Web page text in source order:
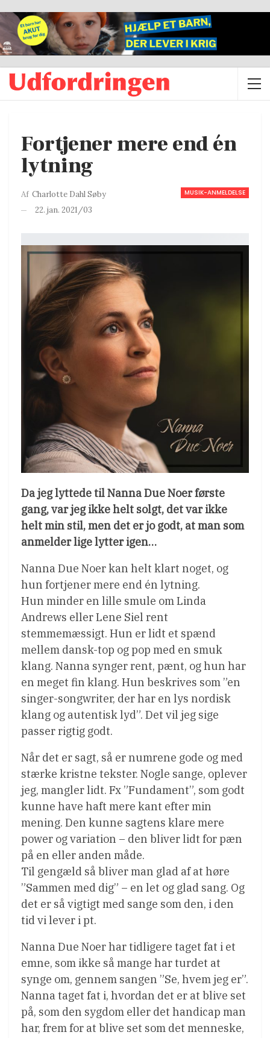
Fortjener mere end én
lytning
MUSIK-ANMELDELSE
Af Charlotte Dahl Søby
22. jan. 2021/03
Da jeg lyttede til Nanna Due Noer første
gang, var jeg ikke helt solgt, det var ikke
helt min stil, men det er jo godt, at man som
anmelder lige lytter igen…
Nanna Due Noer kan helt klart noget, og
hun fortjener mere end én lytning.
Hun minder en lille smule om Linda
Andrews eller Lene Siel rent
stemmemæssigt. Hun er lidt et spænd
mellem dansk-top og pop med en smuk
klang. Nanna synger rent, pænt, og hun har
en meget fin klang. Hun beskrives som ”en
singer-songwriter, der har en lys nordisk
klang og autentisk lyd”. Det vil jeg sige
passer rigtig godt.
Når det er sagt, så er numrene gode og med
stærke kristne tekster. Nogle sange, oplever
jeg, mangler lidt. Fx ”Fundament”, som godt
kunne have haft mere kant efter min
mening. Den kunne sagtens klare mere
power og variation – den bliver lidt for pæn
på en eller anden måde.
Til gengæld så bliver man glad af at høre
”Sammen med dig” – en let og glad sang. Og
det er så vigtigt med sange som den, i den
tid vi lever i pt.
Nanna Due Noer har tidligere taget fat i et
emne, som ikke så mange har turdet at
synge om, gennem sangen ”Se, hvem jeg er”.
Nanna taget fat i, hvordan det er at blive set
på, som den sygdom eller det handicap man
har, frem for at blive set som det menneske,